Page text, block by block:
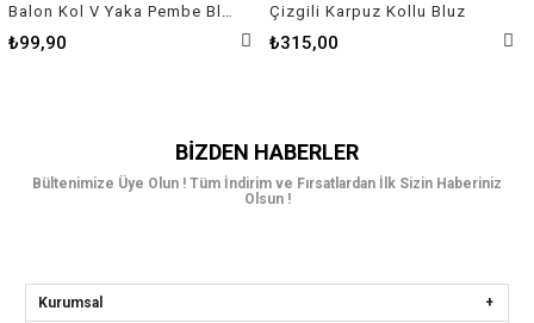
₺99,90
Çizgili Karpuz Kollu Bluz
₺315,00
BIZDEN HABERLER
Bültenimize Üye Olun ! Tüm İndirim ve Fırsatlardan İlk Sizin Haberiniz
Olsun !
Kurumsal